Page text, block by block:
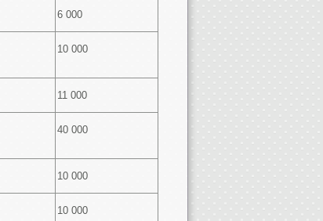
6 000
10 000
11 000
40 000
10 000
10 000